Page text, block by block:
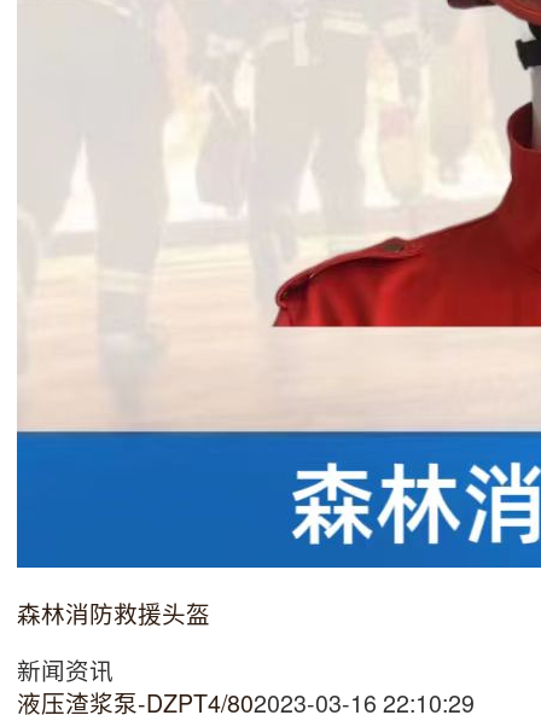
森林消防救援头盔
新闻资讯
液压渣浆泵-DZPT4/802023-03-16 22:10:29